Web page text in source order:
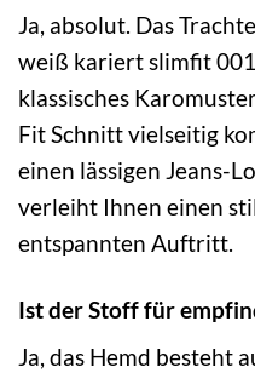
Ja, absolut. Das
weiß kariert slimfit
klassisches
Fit Schnitt vielseitig
einen lässigen Jeans-
verleiht Ihnen einen
entspannten Auftritt.
Ist der Stoff für
Ja, das Hemd besteht